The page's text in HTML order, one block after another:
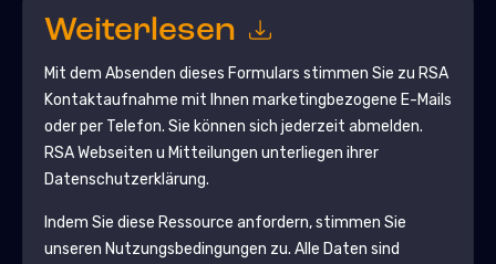
Weiterlesen
Mit dem Absenden dieses Formulars stimmen Sie zu RSA
Kontaktaufnahme mit Ihnen marketingbezogene E-Mails
oder per Telefon. Sie können sich jederzeit abmelden.
RSAWebseiten u Mitteilungen unterliegen ihrer
Datenschutzerklärung.
Indem Sie diese Ressource anfordern, stimmen Sie
unseren Nutzungsbedingungen zu. Alle Daten sind